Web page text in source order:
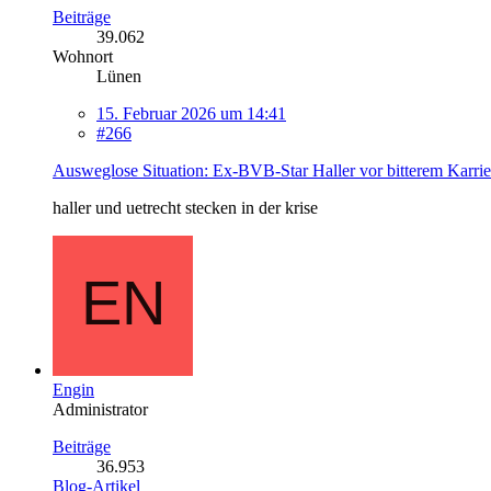
Beiträge
39.062
Wohnort
Lünen
15. Februar 2026 um 14:41
#266
Ausweglose Situation: Ex-BVB-Star Haller vor bitterem
haller und uetrecht stecken in der krise
Engin
Administrator
Beiträge
36.953
Blog-Artikel